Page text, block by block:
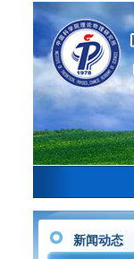
新闻动态